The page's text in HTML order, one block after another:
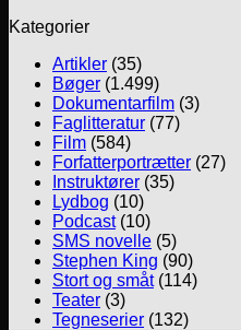
Kategorier
Artikler (35)
Bøger (1.499)
Dokumentarfilm (3)
Faglitteratur (77)
Film (584)
Forfatterportrætter (27)
Instruktører (35)
Lydbog (10)
Podcast(10)
SMS novelle (5)
Stephen King (90)
Stort og småt(114)
Teater (3)
Tegneserier (132)